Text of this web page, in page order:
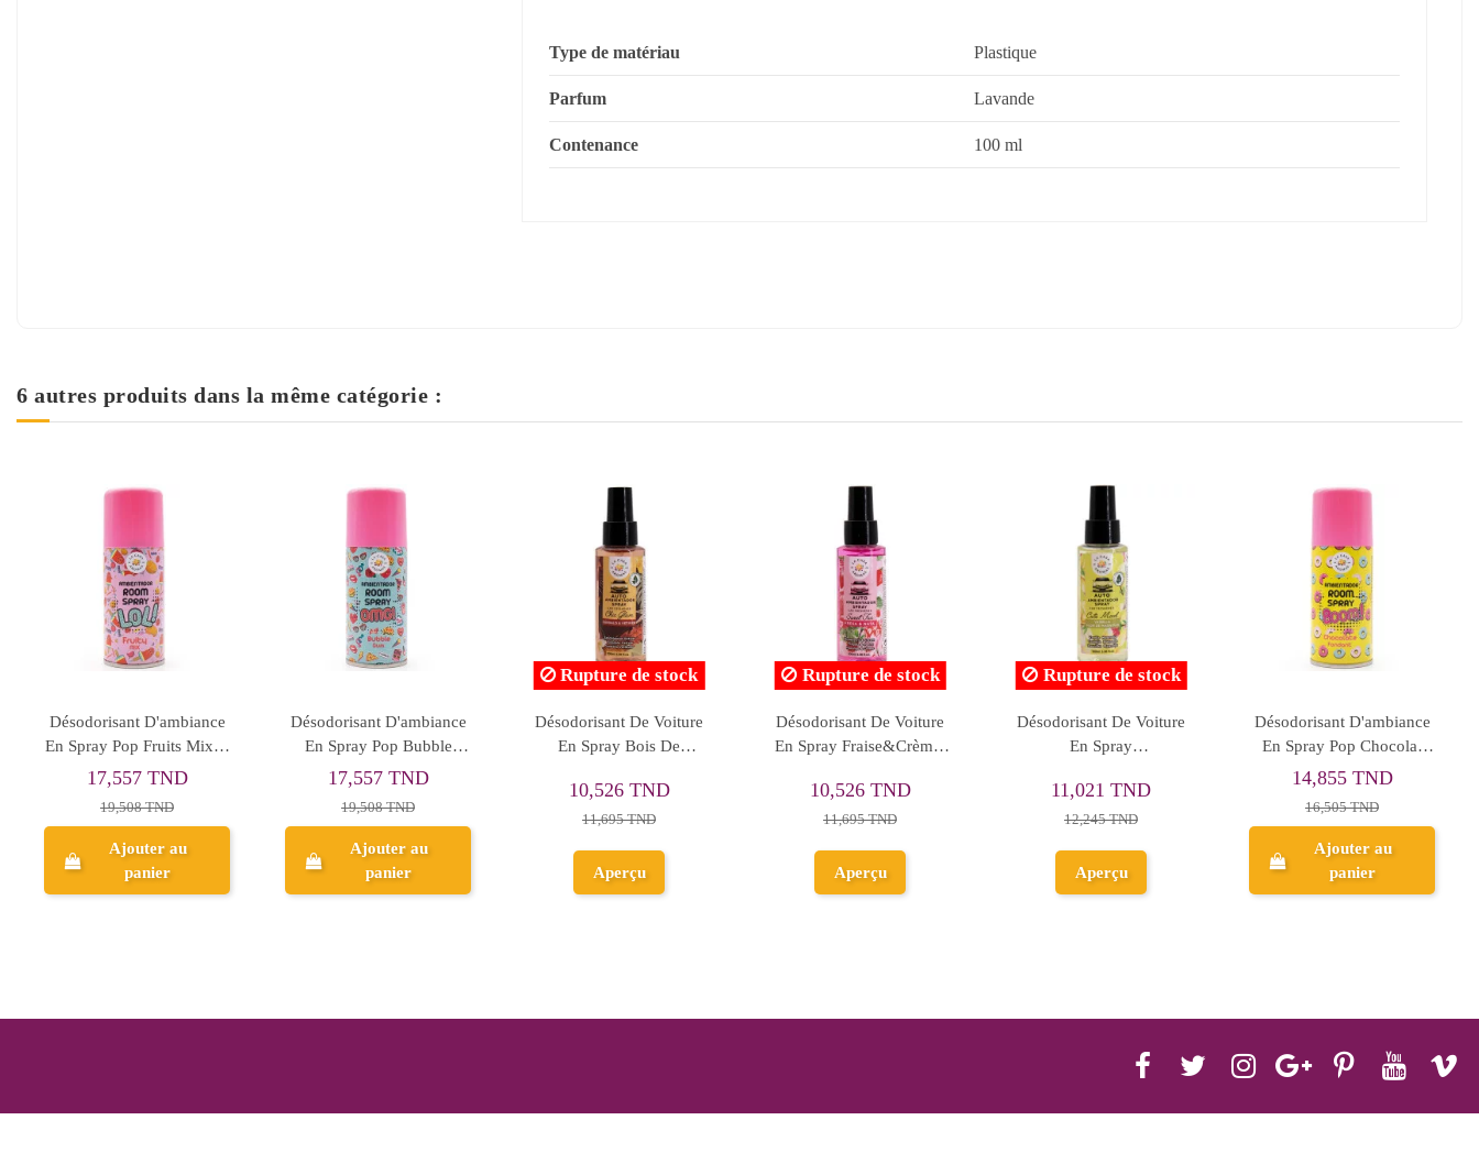
Type de matériau Plastique
Parfum Lavande
Contenance 100 ml
6 autres produits dans la même catégorie :
Désodorisant D'ambiance
En Spray Pop Fruits Mixte,
150ml
17,557 TND
19,508 TND
Ajouter au
panier
Désodorisant D'ambiance
En Spray Pop Bubble
Gum, 150ml
17,557 TND
19,508 TND
Ajouter au
panier
Rupture de stock
Désodorisant De Voiture
En Spray Bois De
10,526 TND
11,695 TND
Aperçu
Rupture de stock
Désodorisant De Voiture
En Spray Fraise&Crème,
10,526 TND
11,695 TND
Aperçu
Rupture de stock
Désodorisant De Voiture
En Spray
11,021 TND
12,245 TND
Aperçu
Désodorisant D'ambiance
En Spray Pop Chocolat
Fondant, 150ml
14,855 TND
16,505 TND
Ajouter au
panier